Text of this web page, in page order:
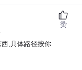
,具体路径按你
赞